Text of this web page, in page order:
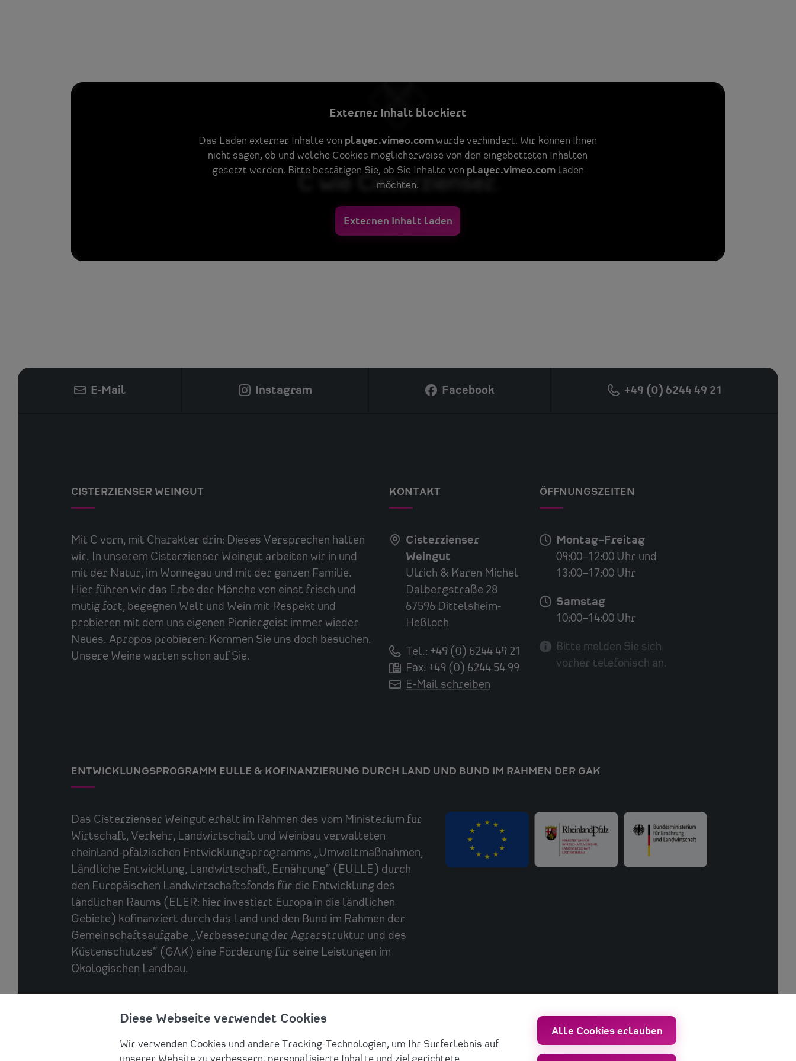
Externer Inhalt blockiert
Das Laden externer Inhalte von player.vimeo.com wurde verhindert. Wir können Ihnen
nicht sagen, ob und welche Cookies möglicherweise von den eingebetteten Inhalten
gesetzt werden. Bitte bestätigen Sie, ob Sie Inhalte von player.vimeo.comladen
möchten.
Externen Inhalt laden
E-Mail Instagram Facebook +49 (0) 6244 49 21
CISTERZIENSER WEINGUT
Mit C vorn, mit Charakter drin: Dieses Versprechen halten
wir. In unserem Cisterzienser Weingut arbeiten wir in und
mit der Natur, im Wonnegau und mit der ganzen Familie.
Hier führen wir das Erbe der Mönche von einst frisch und
mutig fort, begegnen Welt und Wein mit Respekt und
probieren mit dem uns eigenen Pioniergeist immer wieder
Neues. Apropos probieren: Kommen Sie uns doch besuchen.
Unsere Weine warten schon auf Sie.
KONTAKT
Cisterzienser
Weingut
Ulrich & Karen Michel
Dalbergstraße 28
67596 Dittelsheim-
Heßloch
Tel.: +49 (0) 6244 49 21
Fax: +49 (0) 6244 54 99
E-Mail schreiben
ÖFFNUNGSZEITEN
Montag–Freitag
09:00–12:00 Uhr und
13:00–17:00 Uhr
Samstag
10:00–14:00 Uhr
Bitte melden Sie sich
vorher telefonisch an.
ENTWICKLUNGSPROGRAMM EULLE & KOFINANZIERUNG DURCH LAND UND BUND IM RAHMEN DER GAK
Das Cisterzienser Weingut erhält im Rahmen des vom Ministerium für
Wirtschaft, Verkehr, Landwirtschaft und Weinbau verwalteten
rheinland-pfälzischen Entwicklungsprogramms „Umweltmaßnahmen,
Ländliche Entwicklung, Landwirtschaft, Ernährung“ (EULLE) durch
den Europäischen Landwirtschaftsfonds für die Entwicklung des
ländlichen Raums (ELER: hier investiert Europa in die ländlichen
Gebiete) kofinanziert durch das Land und den Bund im Rahmen der
Gemeinschaftsaufgabe „Verbesserung der Agrarstruktur und des
Küstenschutzes“ (GAK) eine Förderung für seine Leistungen im
Ökologischen Landbau.
Diese Webseite verwendet Cookies
Wir verwenden Cookies und andere Tracking-Technologien, um Ihr Surferlebnis auf
Alle Cookies erlauben